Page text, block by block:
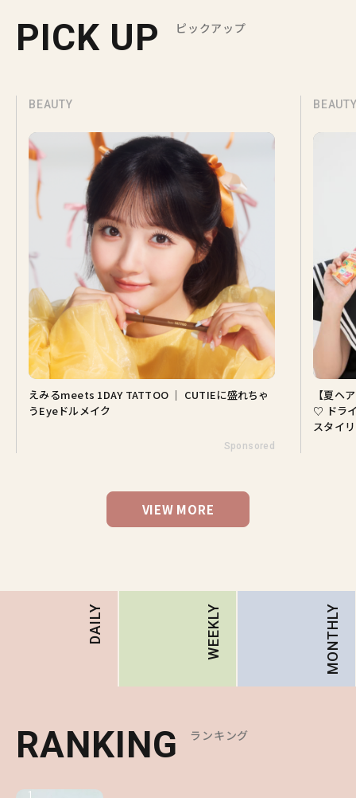
PICK UP ピックアップ
BEAUTY
えみるmeets 1DAY TATTOO ｜ CUTIEに盛れちゃ
うEyeドルメイク
Sponsored
【夏ヘ
♡ ドラ
スタイ
VIEW MORE
DAILY WEEKLY MONTHLY
RANKING ランキング
1
RANKING ランキング
1
RANKING ランキング
1